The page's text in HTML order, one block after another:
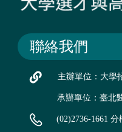
聯絡我們
主辦單位：大學
承辦單位：臺北
(02)2736-1661 分